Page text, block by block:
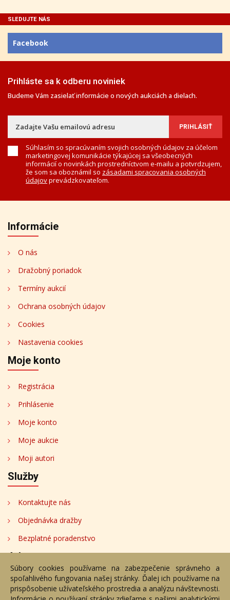
SLEDUJTE NÁS
Facebook
Prihláste sa k odberu noviniek
Budeme Vám zasielať informácie o nových aukciách a dielach.
Súhlasím so spracúvaním svojich osobných údajov za účelom
marketingovej komunikácie týkajúcej sa všeobecných
informácií o novinkách prostredníctvom e-mailu a potvrdzujem,
že som sa oboznámil so zásadami spracovania osobných
údajovprevádzkovateľom.
Informácie
O nás
Dražobný poriadok
Termíny aukcií
Ochrana osobných údajov
Cookies
Nastavenia cookies
Moje konto
Registrácia
Prihlásenie
Moje konto
Moje aukcie
Moji autori
Služby
Kontaktujte nás
Objednávka dražby
Bezplatné poradenstvo
Adresa
Nižný Hrušov 333, 094 22, Slovenská republika
Súbory cookies používame na zabezpečenie správneho a
spoľahlivého fungovania našej stránky. Ďalej ich používame na
prispôsobenie užívateľského prostredia a analýzu návštevnosti.